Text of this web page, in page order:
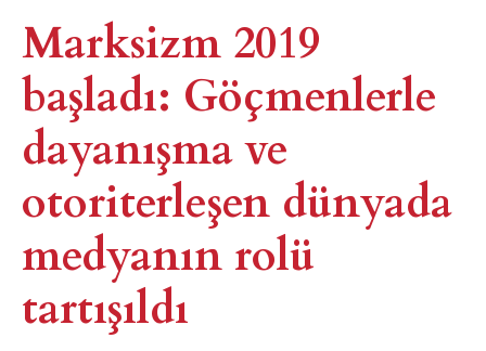
Marksizm 2019
başladı: Göçmenlerle
dayanışma ve
otoriterleşen dünyada
medyanın rolü
tartışıldı